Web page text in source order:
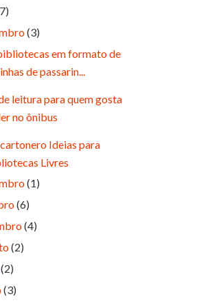
(3)
em formato de
de passarin...
leitura para quem gosta
no ônibus
Ideias para
Livres
(1)
(6)
(4)
(2)
(2)
(3)